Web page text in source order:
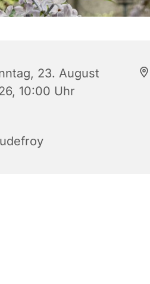
23. August
10:00 Uhr